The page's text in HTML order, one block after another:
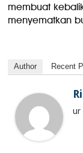
membuat
menyematkan
Author Recent
ur